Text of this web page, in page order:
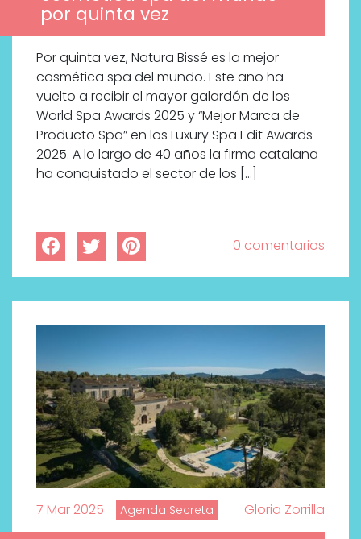
por quinta vez
Por quinta vez, Natura Bissé es la mejor
cosmética spa del mundo. Este año ha
vuelto a recibir el mayor galardón de los
World Spa Awards 2025 y “Mejor Marca de
Producto Spa” en los Luxury Spa Edit Awards
2025. A lo largo de 40 años la firma catalana
ha conquistado el sector de los […]
0 comentarios
7 Mar 2025 Agenda Secreta Gloria Zorrilla